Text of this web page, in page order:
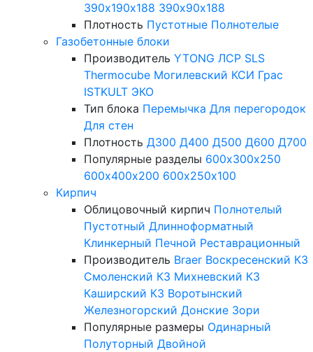
390х190х188 390х90х188
Плотность Пустотные Полнотелые
Газобетонные блоки
Производитель YTONG ЛСР SLS
Thermocube Могилевский КСИ Грас
ISTKULT ЭКО
Тип блока Перемычка Для перегородок
Для стен
Плотность Д300 Д400 Д500 Д600 Д700
Популярные разделы 600х300х250
600х400х200 600х250х100
Кирпич
Облицовочный кирпич Полнотелый
Пустотный Длинноформатный
Клинкерный Печной Реставрационный
Производитель Braer Воскресенский КЗ
Смоленский КЗ Михневский КЗ
Каширский КЗ Воротынский
Железногорский Донские Зори
Популярные размеры Одинарный
Полуторный Двойной